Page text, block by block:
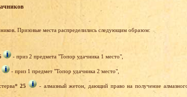
Призовые места распределились следующим образом:
- приз 2 предмета "Топор удачника 1 место",
- приз 1 предмет "Топор удачника 2 место",
25
- алмазный жетон, дающий право на получение